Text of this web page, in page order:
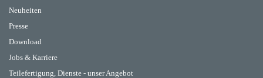
Neuheiten
Presse
Download
Jobs & Karriere
Teilefertigung, Dienste - unser Angebot